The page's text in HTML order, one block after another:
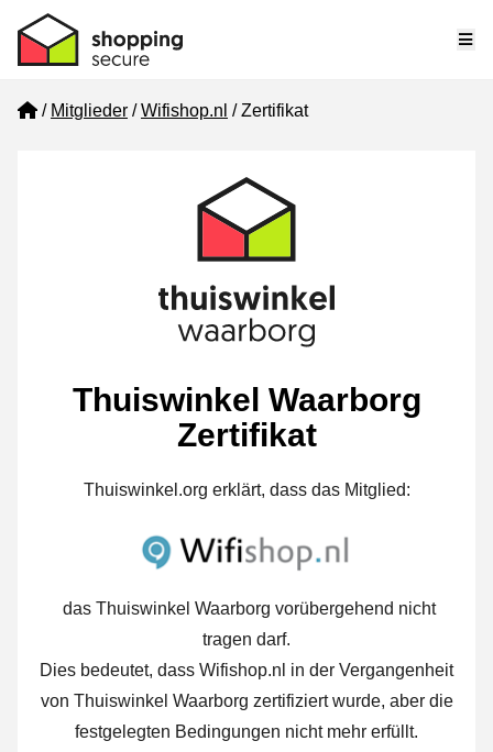
Home
Mitglieder Wifishop.nl Zertifikat
Thuiswinkel Waarborg
Zertifikat
Thuiswinkel.org erklärt, dass das Mitglied:
das Thuiswinkel Waarborg vorübergehend nicht
tragen darf.
Dies bedeutet, dass Wifishop.nl in der Vergangenheit
von Thuiswinkel Waarborg zertifiziert wurde, aber die
festgelegten Bedingungen nicht mehr erfüllt.